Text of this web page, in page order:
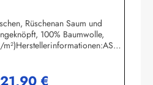
Rüschenan Saum und
100% Baumwolle,
Preis:
21,90 €